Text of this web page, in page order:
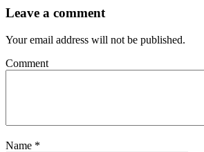
Leave a comment
Your email address will not be published.
Comment
Name *